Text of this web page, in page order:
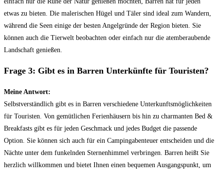
etwas zu bieten. Die malerischen Hügel und Täler sind ideal zum Wandern,
während die Seen einige der besten Angelgründe der Region bieten. Sie
können auch die Tierwelt beobachten oder einfach nur die atemberaubende
Landschaft genießen.
Frage 3: Gibt es in Barren Unterkünfte für Touristen?
Meine Antwort:
Selbstverständlich gibt es in Barren verschiedene Unterkunftsmöglichkeiten
für Touristen. Von gemütlichen Ferienhäusern bis hin zu charmanten Bed &
Breakfasts gibt es für jeden Geschmack und jedes Budget die passende
Option. Sie können sich auch für ein Campingabenteuer entscheiden und die
Nächte unter dem funkelnden Sternenhimmel verbringen. Barren heißt Sie
herzlich willkommen und bietet Ihnen einen bequemen Ausgangspunkt, um